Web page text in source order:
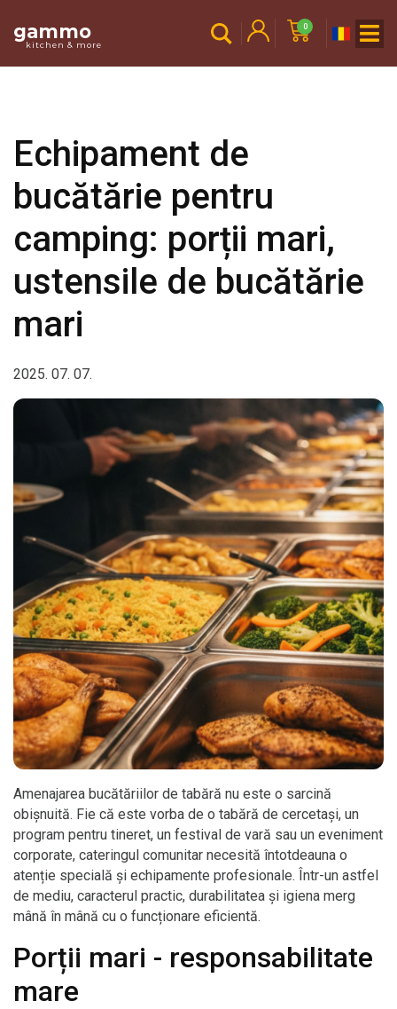
gammo
kitchen & more
0
Echipament de
bucătărie pentru
camping: porții mari,
ustensile de bucătărie
mari
2025. 07. 07.
Amenajarea bucătăriilor de tabără nu este o sarcină
obișnuită. Fie că este vorba de o tabără de cercetași, un
program pentru tineret, un festival de vară sau un eveniment
corporate, cateringul comunitar necesită întotdeauna o
atenție specială și echipamente profesionale. Într-un astfel
de mediu, caracterul practic, durabilitatea și igiena merg
mână în mână cu o funcționare eficientă.
Porții mari - responsabilitate
mare